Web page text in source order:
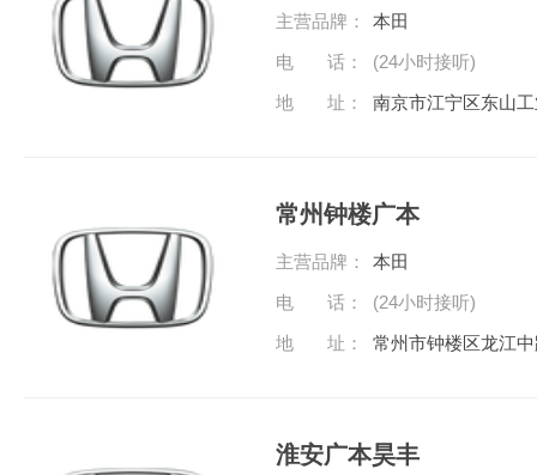
主营品牌：
本田
电 话：
(24小时接听)
地 址：
南京市江宁区东山
常州钟楼广本
主营品牌：
本田
电 话：
(24小时接听)
地 址：
常州市钟楼区龙江
淮安广本昊丰